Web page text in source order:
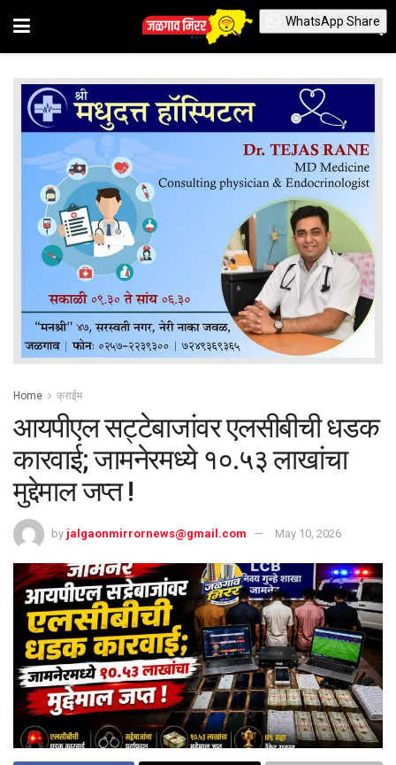
Home क्राईम
आयपीएल सट्टेबाजांवर एलसीबीची धडक
कारवाई; जामनेरमध्ये १०.५३ लाखांचा
मुद्देमाल जप्त !
by jalgaonmirrornews@gmail.com May 10, 2026
WhatsApp Share